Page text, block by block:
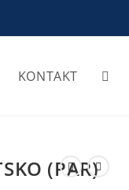
KONTAKT Toggle
(PAR)